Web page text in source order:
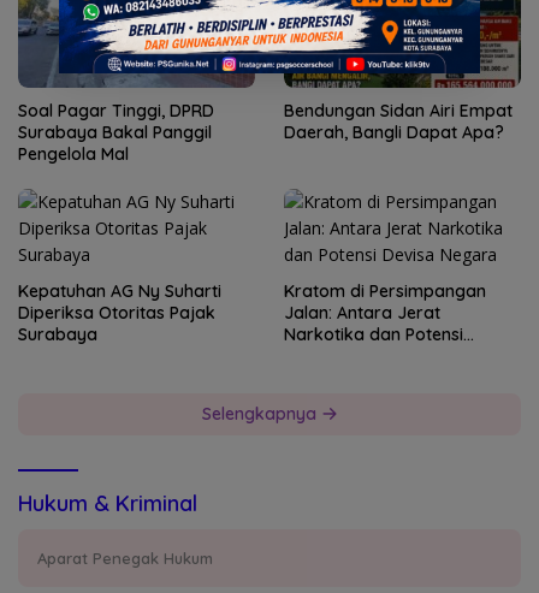
Soal Pagar Tinggi, DPRD
Surabaya Bakal Panggil
Pengelola Mal
Bendungan Sidan Airi Empat
Daerah, Bangli Dapat Apa?
Kepatuhan AG Ny Suharti
Diperiksa Otoritas Pajak
Surabaya
Kratom di Persimpangan
Jalan: Antara Jerat
Narkotika dan Potensi
Selengkapnya
Hukum & Kriminal
Aparat Penegak Hukum